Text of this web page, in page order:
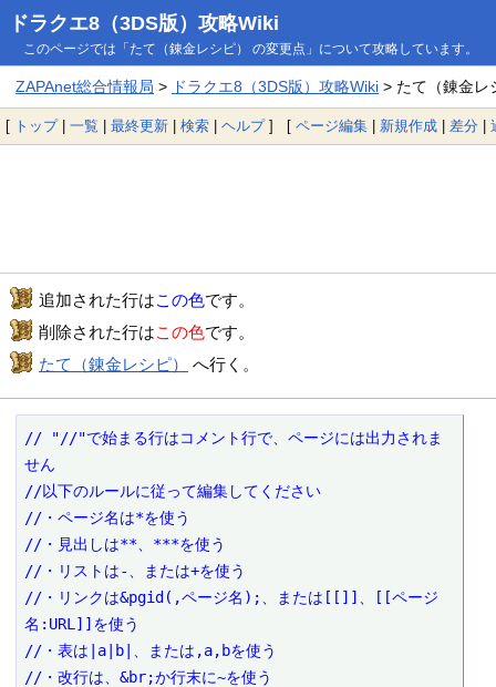
ドラクエ8（3DS版）攻略Wiki
このページでは「たて（錬金レシピ） の変更点」について攻略しています。
ZAPAnet総合情報局 > ドラクエ8（3DS版）攻略Wiki> たて（錬金レ
[ トップ| 一覧 | 最終更新 | 検索 | ヘルプ] [ ページ編集 | 新規作成 | 差分 |
追加された行はこの色です。
削除された行はこの色です。
たて（錬金レシピ）
へ行く。
// "//"で始まる行はコメント行で、ページには出力されま
せん
//以下のルールに従って編集してください
//・ページ名は*を使う
//・見出しは**、***を使う
//・リストは-、または+を使う
//・リンクは&pgid(,ページ名);、または[[]]、[[ページ
名:URL]]を使う
//・表は|a|b|、または,a,bを使う
//・改行は、&br;か行末に~を使う